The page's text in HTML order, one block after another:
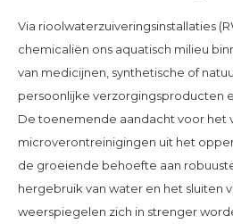
Via rioolwaterzuiveringsinstallaties
chemicaliën ons aquatisch milieu
van medicijnen, synthetische of
persoonlijke verzorgingsproducten
De toenemende aandacht voor het
microverontreinigingen uit het
de groeiende behoefte aan
hergebruik van water en het sluiten
weerspiegelen zich in strenger